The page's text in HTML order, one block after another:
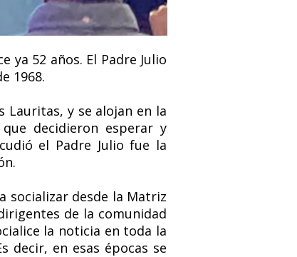
ya 52 años. El Padre Julio
1968.
Lauritas, y se alojan en la
decidieron esperar y
el Padre Julio fue la
socializar desde la Matriz
de la comunidad
la noticia en toda la
decir, en esas épocas se